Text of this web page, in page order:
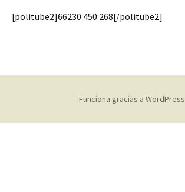
[politube2]66230:450:268[/politube2]
Funciona gracias a WordPress